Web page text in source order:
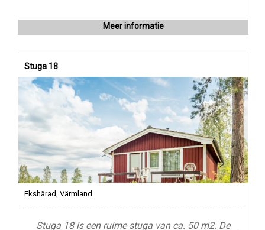
Meer informatie
Stuga 18
Ekshärad, Värmland
Stuga 18 is een ruime stuga van ca. 50 m2. De